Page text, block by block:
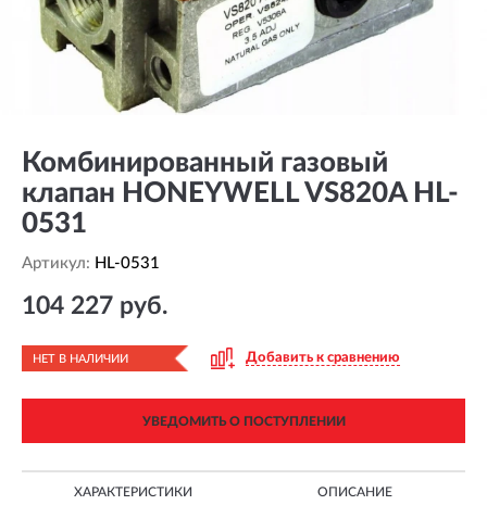
Комбинированный газовый
клапан HONEYWELL VS820A HL-
0531
Артикул: HL-0531
104 227 руб.
НЕТ В НАЛИЧИИ Добавить к сравнению
УВЕДОМИТЬ О ПОСТУПЛЕНИИ
ХАРАКТЕРИСТИКИ ОПИСАНИЕ